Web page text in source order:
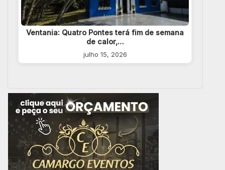
Ventania: Quatro Pontes terá fim de semana
de calor,…
julho 15, 2026